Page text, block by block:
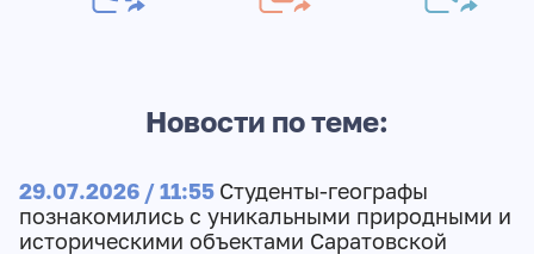
Новости по теме:
29.07.2026 / 11:55 Студенты-географы
познакомились с уникальными природными и
историческими объектами Саратовской